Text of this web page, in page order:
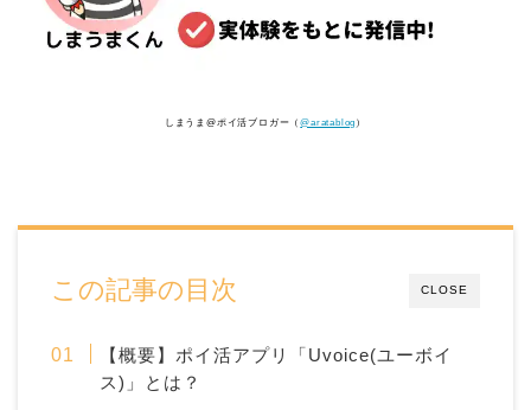
しまうま@ポイ活ブロガー（@aratablog ）
CLOSE
この記事の目次
【概要】ポイ活アプリ「Uvoice(ユーボイ
ス)」とは？